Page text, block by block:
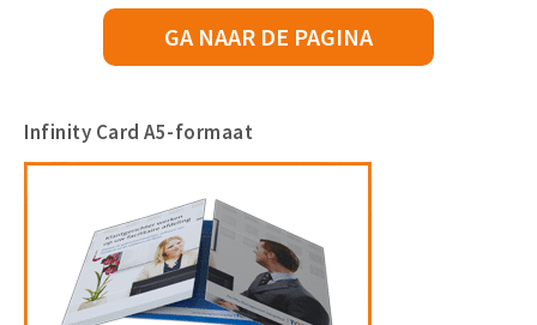
GA NAAR DE PAGINA
Infinity Card A5-formaat